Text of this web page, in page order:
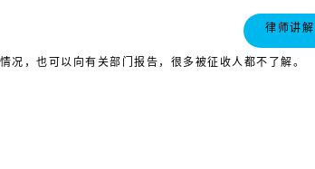
律师讲解
，也可以向有关部门报告，很多被征收人都不了解。